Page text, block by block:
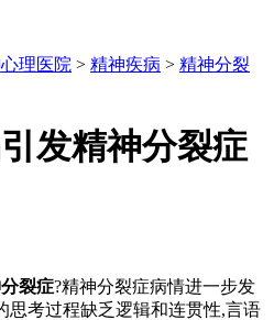
理医院 > 精神疾病 > 精神分裂
发精神分裂症
裂症?精神分裂症病情进一步发
思考过程缺乏逻辑和连贯性,言语